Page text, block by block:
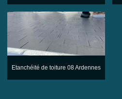
Etanchéité de toiture 08 Ardennes